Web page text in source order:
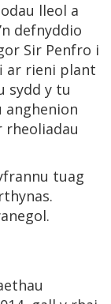
lleol a
defnyddio
Sir Penfro i
ar rieni plant
sydd y tu
anghenion
rheoliadau
tuag